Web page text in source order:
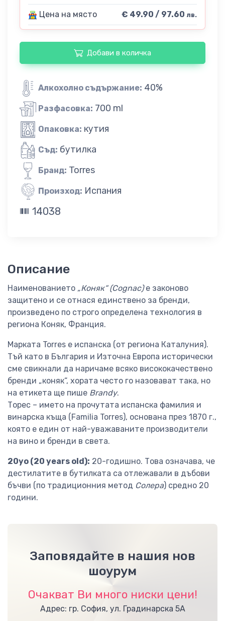
Цена на място € 49.90 / 97.60 лв.
Добави в количка
Алкохолно съдържание: 40%
Разфасовка: 700 ml
Опаковка: кутия
Съд: бутилка
Бранд: Torres
Произход: Испания
14038
Описание
Наименованието „Коняк“ (Cognac)е законово
защитено и се отнася единствено за бренди,
произведено по строго определена технология в
региона Коняк, Франция.
Марката Torres е испанска (от региона Каталуния).
Тъй като в България и Източна Европа исторически
сме свикнали да наричаме всяко висококачествено
бренди „коняк“, хората често го назовават така, но
на етикета ще пише Brandy.
Торес – името на прочутата испанска фамилия и
винарска къща (Familia Torres), основана през 1870 г.,
която е един от най-уважаваните производители
на вино и бренди в света.
20yo (20 years old): 20-годишно. Това означава, че
дестилатите в бутилката са отлежавали в дъбови
бъчви (по традиционния метод Солера) средно 20
години.
Заповядайте в нашия нов
шоурум
Очакват Ви много ниски цени!
Адрес: гр. София, ул. Градинарска 5А